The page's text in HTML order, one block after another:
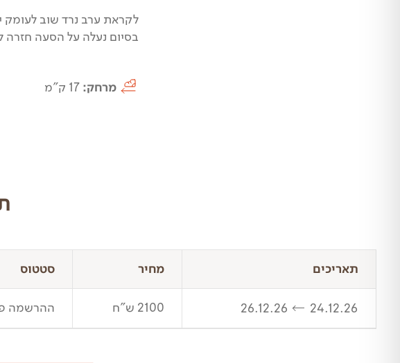
לקראת ערב נרד שוב לעומק
בסיום נעלה על הסעה חזרה
מרחק: 17 ק"מ
תאריכים מחיר סטטוס
24.12.26
26.12.26 2100 ש"ח ההרשמה